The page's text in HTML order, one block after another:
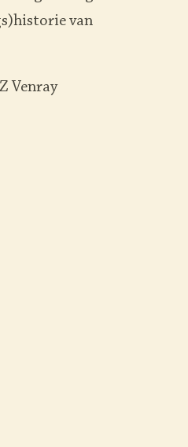
van
Venray